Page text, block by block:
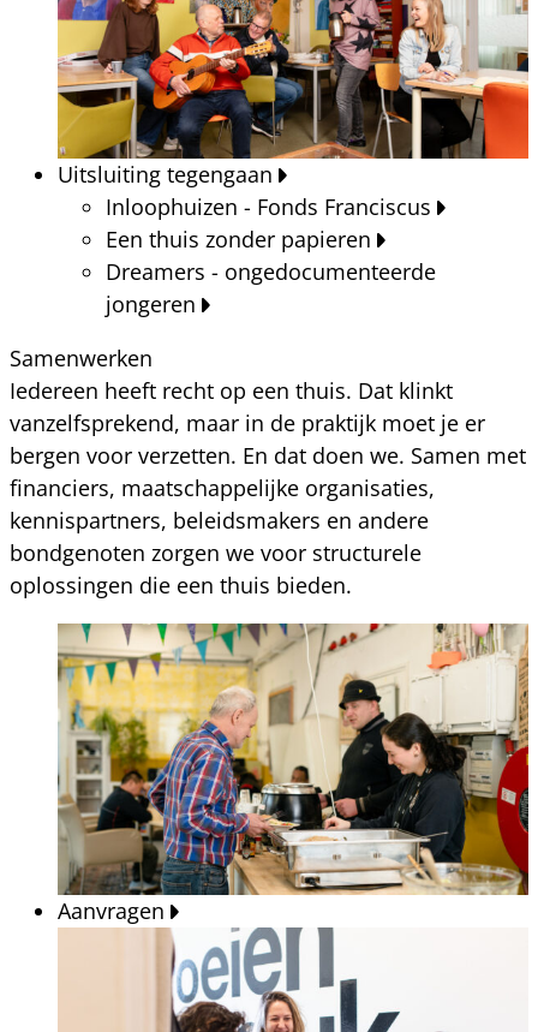
Uitsluiting tegengaan
Inloophuizen - Fonds Franciscus
Een thuis zonder papieren
Dreamers - ongedocumenteerde
jongeren
Samenwerken
Iedereen heeft recht op een thuis. Dat klinkt
vanzelfsprekend, maar in de praktijk moet je er
bergen voor verzetten. En dat doen we. Samen met
financiers, maatschappelijke organisaties,
kennispartners, beleidsmakers en andere
bondgenoten zorgen we voor structurele
oplossingen die een thuis bieden.
Aanvragen